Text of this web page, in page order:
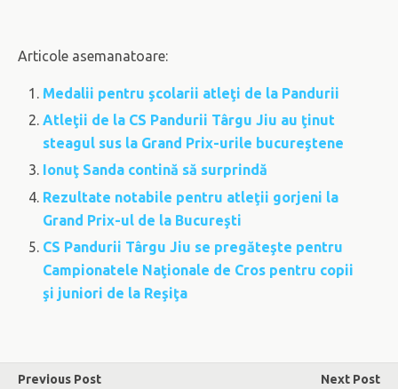
Articole asemanatoare:
Medalii pentru şcolarii atleţi de la Pandurii
Atleţii de la CS Pandurii Târgu Jiu au ţinut
steagul sus la Grand Prix-urile bucureştene
Ionuţ Sanda contină să surprindă
Rezultate notabile pentru atleţii gorjeni la
Grand Prix-ul de la Bucureşti
CS Pandurii Târgu Jiu se pregăteşte pentru
Campionatele Naţionale de Cros pentru copii
şi juniori de la Reşiţa
Previous Post Next Post